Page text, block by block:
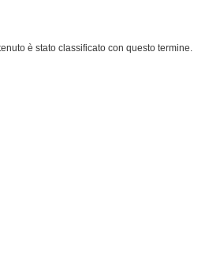
è stato classificato con questo termine.